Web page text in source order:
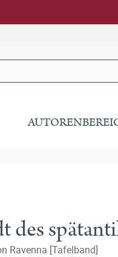
des
Ravenna [Tafelband]